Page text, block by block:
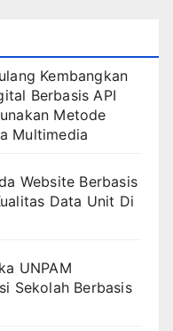
Kembangkan
Berbasis API
Metode
Multimedia
Website Berbasis
Data Unit Di
UNPAM
Sekolah Berbasis